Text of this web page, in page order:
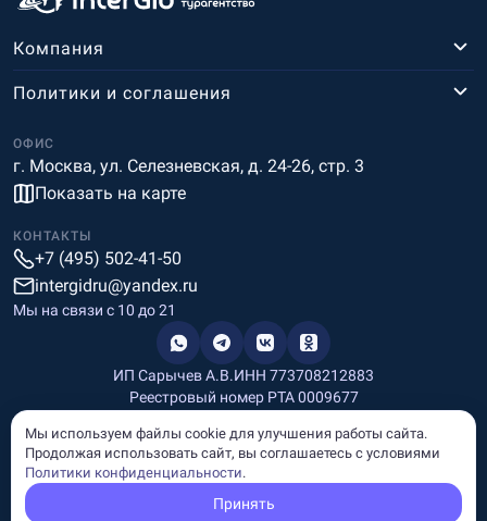
Компания
ОФИС
г. Москва, ул. Селезневская, д. 24-26, стр. 3
Показать на карте
Политики и соглашения
КОНТАКТЫ
+7 (495) 502-41-50
intergidru@yandex.ru
Мы на связи c 10 до 21
ИП Сарычев А.В.ИНН 773708212883
Реестровый номер РТА 0009677
Информация, размещённая на сайте, носит информационный
характер и не является рекламой и публичной офертой.
Мы используем файлы cookie для улучшения работы сайта.
Продолжая использовать сайт, вы соглашаетесь с условиями
Политики конфиденциальности.
Принять